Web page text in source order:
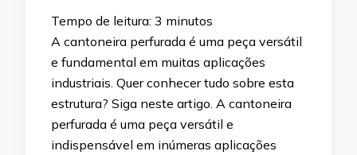
Tempo de leitura: 3 minutos
A cantoneira perfurada é uma peça versátil
e fundamental em muitas aplicações
industriais. Quer conhecer tudo sobre esta
estrutura? Siga neste artigo. A cantoneira
perfurada é uma peça versátil e
indispensável em inúmeras aplicações